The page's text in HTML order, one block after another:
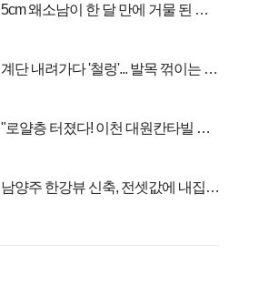
5cm 왜소남이 한 달 만에 거물 된 사
계단 내려가다 '철렁'... 발목 꺾이는 이
"로얄층 터졌다! 이천 대원칸타빌 잔
남양주 한강뷰 신축, 전셋값에 내집마